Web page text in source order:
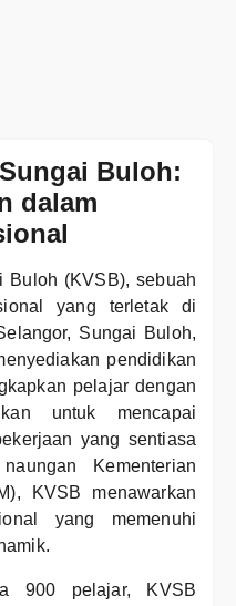
Buloh:
dalam
Buloh (KVSB), sebuah
yang terletak di
Sungai Buloh,
pendidikan
pelajar dengan
untuk mencapai
yang sentiasa
Kementerian
KVSB menawarkan
yang memenuhi
900 pelajar, KVSB